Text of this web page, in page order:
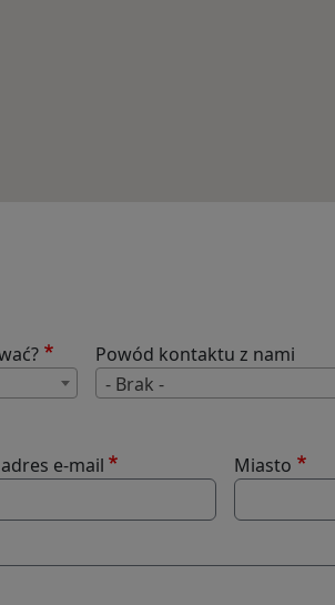
Z którym biurem chcesz się
Powód kontaktu z nami
- Brak -
e-mail Miasto